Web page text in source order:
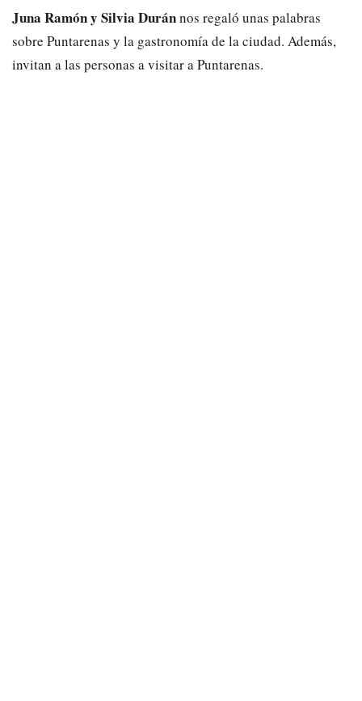
Juna Ramón y Silvia Duránnos regaló unas palabras
sobre Puntarenas y la gastronomía de la ciudad. Además,
invitan a las personas a visitar a Puntarenas.